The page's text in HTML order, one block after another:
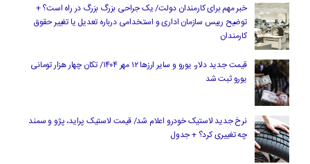
خبر مهم برای کارمندان دولت/ یک جراحی بزرگ بزرگ در راه است؟ +
توضیح رییس سازمان اداری و استخدامی درباره تعدیل یا تغییر حقوق
کارمندان
قیمت جدید دلار، یورو و سایر ارزها ۱۲ مهر ۱۴۰۴/ تکان چهار هزار تومانی
یورو ثبت شد
نرخ جدید لاستیک خودرو اعلام شد/ قیمت لاستیک پراید، پژو و سمند
چه تغییری کرد؟ + جدول